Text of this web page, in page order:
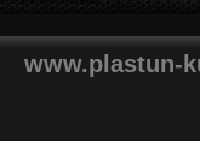
www.plastun-